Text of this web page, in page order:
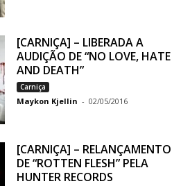
[CARNIÇA] – LIBERADA A
AUDIÇÃO DE “NO LOVE, HATE
AND DEATH”
Carniça
Maykon Kjellin - 02/05/2016
[CARNIÇA] – RELANÇAMENTO
DE “ROTTEN FLESH” PELA
HUNTER RECORDS